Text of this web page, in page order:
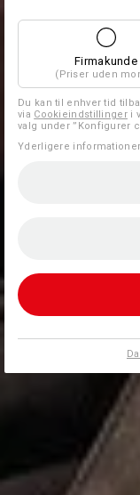
Firmakunde
(Priser uden
Du kan til enhver tid
via Cookieindstillingeri
valg under ”Konfigurer
Yderligere